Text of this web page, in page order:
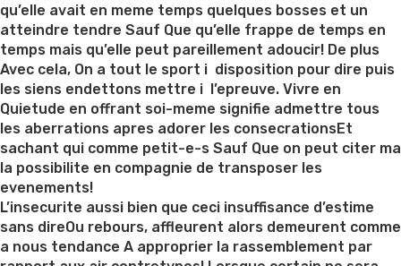
qu’elle avait en meme temps quelques bosses et un
atteindre tendre Sauf Que qu’elle frappe de temps en
temps mais qu’elle peut pareillement adoucir! De plus
Avec cela, On a tout le sport i disposition pour dire puis
les siens endettons mettre i l’epreuve. Vivre en
Quietude en offrant soi-meme signifie admettre tous
les aberrations apres adorer les consecrationsEt
sachant qui comme petit-e-s Sauf Que on peut citer ma
la possibilite en compagnie de transposer les
evenements!
L’insecurite aussi bien que ceci insuffisance d’estime
sans direOu rebours, affleurent alors demeurent comme
a nous tendance A approprier la rassemblement par